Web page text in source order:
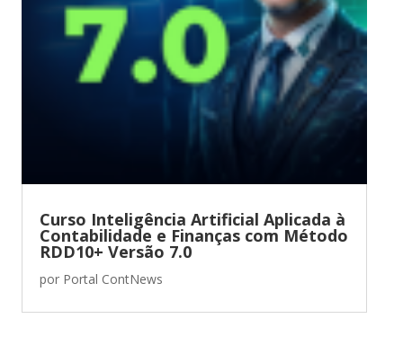
Curso Inteligência Artificial Aplicada à
Contabilidade e Finanças com Método
RDD10+ Versão 7.0
por Portal ContNews